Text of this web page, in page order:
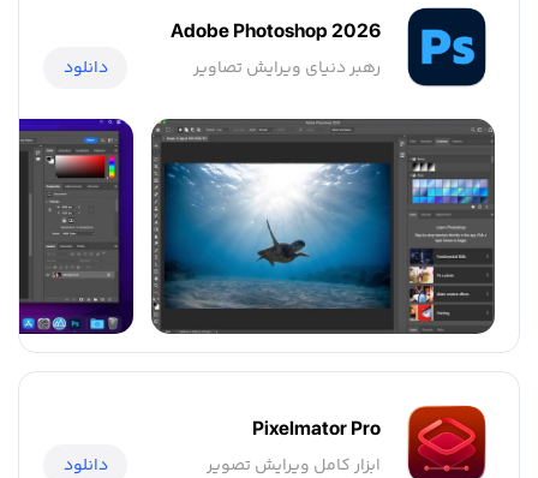
Adobe Photoshop 2026
رهبر دنیای ویرایش تصاویر دانلود
Pixelmator Pro
ابزار کامل ویرایش تصویر دانلود